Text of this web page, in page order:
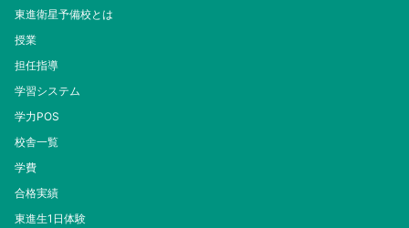
東進衛星予備校とは
授業
担任指導
学習システム
学力POS
校舎一覧
学費
合格実績
東進生1日体験